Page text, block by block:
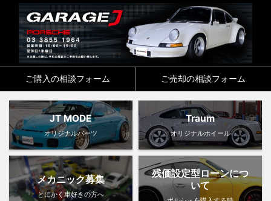
ご購入の相談フォーム ご売却の相談フォーム
JT MODE
オリジナルパーツ
Traum
オリジナルホイール
メカニック募集
とにかく車好きの方へ
残価設定型ローンにつ
いて